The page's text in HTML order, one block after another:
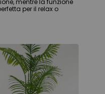
mentre la funzione
per il relax o